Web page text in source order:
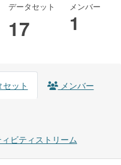
データセット
17
メンバー
1
ット メンバー
ビティストリーム